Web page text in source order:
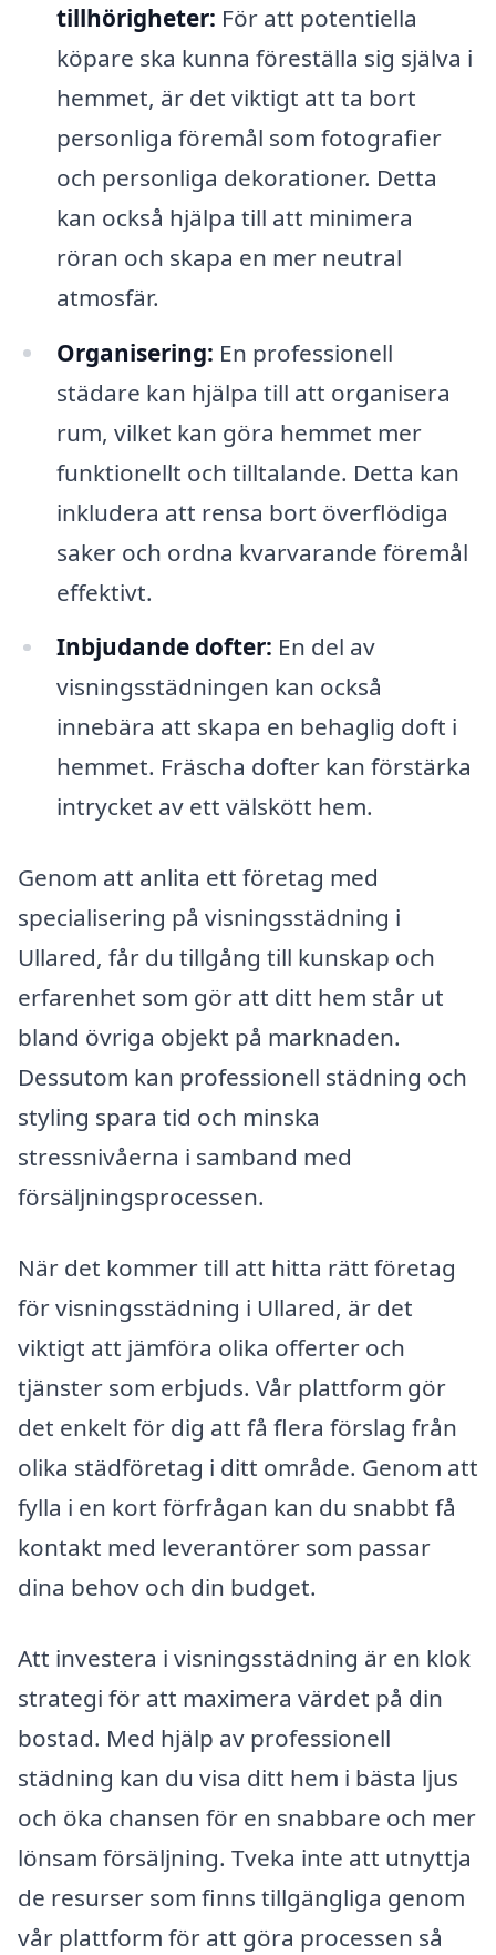
tillhörigheter: För att potentiella
köpare ska kunna föreställa sig själva i
hemmet, är det viktigt att ta bort
personliga föremål som fotografier
och personliga dekorationer. Detta
kan också hjälpa till att minimera
röran och skapa en mer neutral
atmosfär.
Organisering: En professionell
städare kan hjälpa till att organisera
rum, vilket kan göra hemmet mer
funktionellt och tilltalande. Detta kan
inkludera att rensa bort överflödiga
saker och ordna kvarvarande föremål
effektivt.
Inbjudande dofter: En del av
visningsstädningen kan också
innebära att skapa en behaglig doft i
hemmet. Fräscha dofter kan förstärka
intrycket av ett välskött hem.
Genom att anlita ett företag med
specialisering på visningsstädning i
Ullared, får du tillgång till kunskap och
erfarenhet som gör att ditt hem står ut
bland övriga objekt på marknaden.
Dessutom kan professionell städning och
styling spara tid och minska
stressnivåerna i samband med
försäljningsprocessen.
När det kommer till att hitta rätt företag
för visningsstädning i Ullared, är det
viktigt att jämföra olika offerter och
tjänster som erbjuds. Vår plattform gör
det enkelt för dig att få flera förslag från
olika städföretag i ditt område. Genom att
fylla i en kort förfrågan kan du snabbt få
kontakt med leverantörer som passar
dina behov och din budget.
Att investera i visningsstädning är en klok
strategi för att maximera värdet på din
bostad. Med hjälp av professionell
städning kan du visa ditt hem i bästa ljus
och öka chansen för en snabbare och mer
lönsam försäljning. Tveka inte att utnyttja
de resurser som finns tillgängliga genom
vår plattform för att göra processen så